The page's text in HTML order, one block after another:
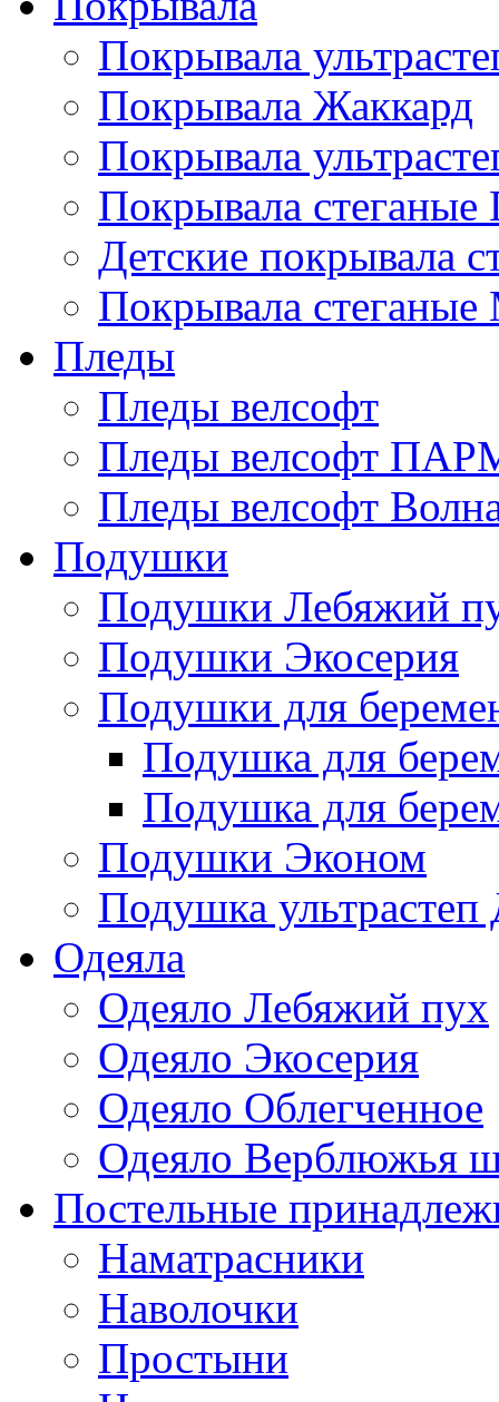
Покрывала
Покрывала Жаккард
Покрывала
Покрывала стеганые
Детские покрывала
Покрывала
Пледы
Пледы велсофт
Пледы велсофт
Пледы велсофт
Подушки
Подушки Лебяжий
Подушки Экосерия
Подушки для
Подушка для
Подушка для
Подушки Эконом
Подушка ультрастеп
Одеяла
Одеяло Лебяжий пух
Одеяло Экосерия
Одеяло Облегченное
Одеяло Верблюжья
Постельные
Наматрасники
Наволочки
Простыни